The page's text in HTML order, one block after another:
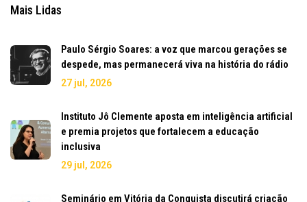
Mais Lidas
Paulo Sérgio Soares: a voz que marcou gerações se
despede, mas permanecerá viva na história do rádio
27 jul, 2026
Instituto Jô Clemente aposta em inteligência artificial
e premia projetos que fortalecem a educação
inclusiva
29 jul, 2026
Seminário em Vitória da Conquista discutirá criação